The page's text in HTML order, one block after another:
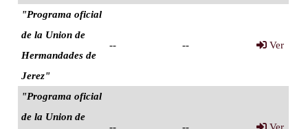
"Programa oficial
de la Union de
Hermandades de
Jerez"
-- -- Ver
"Programa oficial
de la Union de
--
-- Ver